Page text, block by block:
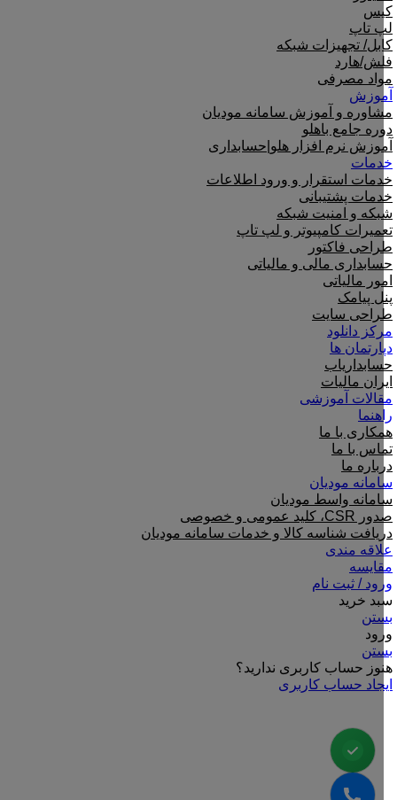
کیس
لپ تاپ
کابل/ تجهیزات شبکه
فلش/هارد
مواد مصرفی
آموزش
مشاوره و آموزش سامانه مودیان
دوره جامع باهلو
آموزش نرم افزار هلو|حسابداری
خدمات
خدمات استقرار و ورود اطلاعات
خدمات پشتیبانی
شبکه و امنیت شبکه
تعمیرات کامپیوتر و لپ تاپ
طراحی فاکتور
حسابداری مالی و مالیاتی
امور مالیاتی
پنل پیامک
طراحی سایت
مرکز دانلود
دپارتمان ها
حسابداریاب
ایران مالیات
مقالات آموزشی
راهنما
همکاری با ما
تماس با ما
درباره ما
سامانه مودیان
سامانه واسط مودیان
صدور CSR، کلید عمومی و خصوصی
دریافت شناسه کالا و خدمات سامانه مودیان
علاقه مندی
مقایسه
ورود / ثبت نام
سبد خرید
بستن
ورود
بستن
هنوز حساب کاربری ندارید؟
ایجاد حساب کاربری